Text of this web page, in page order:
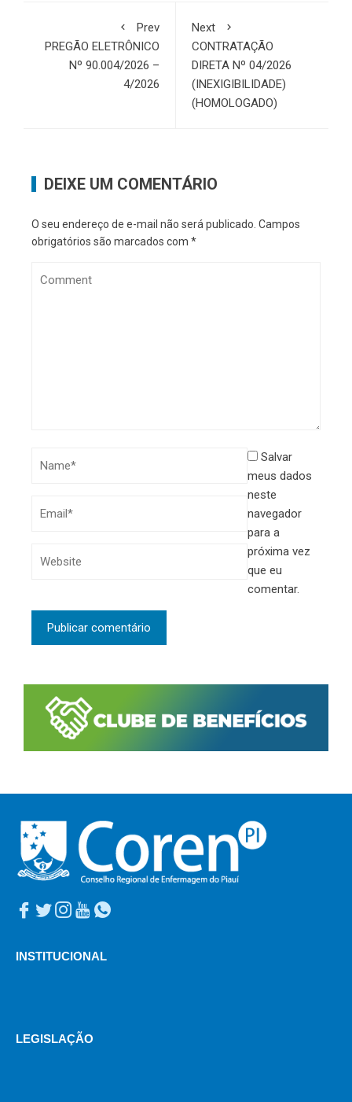
Prev
PREGÃO ELETRÔNICO
Nº 90.004/2026 –
4/2026
Next
CONTRATAÇÃO
DIRETA Nº 04/2026
(INEXIGIBILIDADE)
(HOMOLOGADO)
DEIXE UM COMENTÁRIO
O seu endereço de e-mail não será publicado. Campos
obrigatórios são marcados com *
Salvar
meus dados
neste
navegador
para a
próxima vez
que eu
comentar.
INSTITUCIONAL
LEGISLAÇÃO